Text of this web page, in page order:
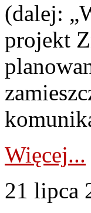
(dalej:
projekt
Więcej...
21 lipca